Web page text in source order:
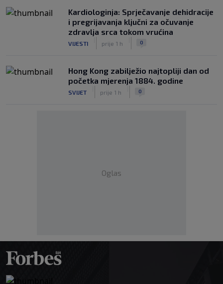
Kardiologinja: Sprječavanje dehidracije
i pregrijavanja ključni za očuvanje
zdravlja srca tokom vrućina
VIJESTI prije 1 h 0
Hong Kong zabilježio najtopliji dan od
početka mjerenja 1884. godine
SVIJET prije 1 h 0
Oglas